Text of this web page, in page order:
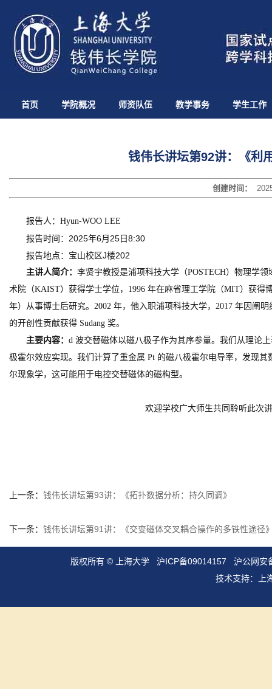
首页 学院概况 师资队伍 教学事务 学生工作
钱伟长讲坛第92讲：《利
创建时间：
报告人： Hyun-WOO LEE
报告时间：2025年6月25日8:30
报告地点：宝山校区J楼202
主讲人简介： 李贤宇教授是浦项科技大学（POSTECH）物理学
术院（KAIST）获得学士学位，1996 年在麻省理工学院（MIT）获得
年）从事博士后研究。 2002 年，他入职浦项科技大学，2017 年因阐
的开创性贡献获得 Sudang 奖。
主要内容： d 波交替磁体以磁八极子作为其序参量。我们从理论
极霍尔效应实现。我们计算了重金属 Pt 的磁八极霍尔电导率，发现
尔现象学，这可能用于电控交替磁体的磁构型。
欢迎学校广大师生共同聆听此次讲
上一条： 钱伟长讲坛第93讲：《拓扑数据分析：持久同调》
下一条： 钱伟长讲坛第91讲：《交变磁体交叉耦合操作的多铁性途径
版权所有 ©上海大学 沪ICP备09014157
沪公网安
技术支持：